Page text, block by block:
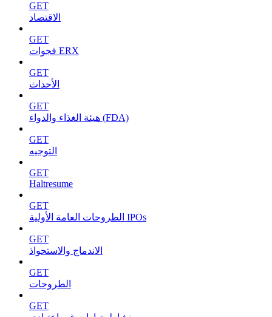
GET
الاقتصاد
GET
فجوات ERX
GET
الأحداث
GET
هيئة الغذاء والدواء (FDA)
GET
التوجيه
GET
Haltresume
GET
الطروحات العامة الأولية IPOs
GET
الاندماج والاستحواذ
GET
الطروحات
GET